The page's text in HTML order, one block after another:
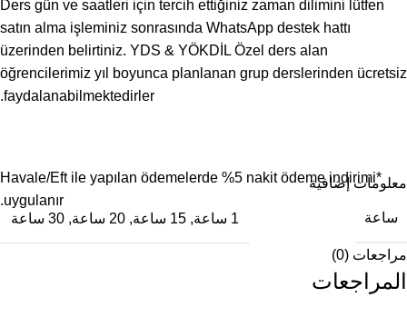
Ders gün ve saatleri için tercih ettiğiniz zaman dilimini lütfen
satın alma işleminiz sonrasında WhatsApp destek hattı
üzerinden belirtiniz. YDS & YÖKDİL Özel ders alan
öğrencilerimiz yıl boyunca planlanan grup derslerinden ücretsiz
faydalanabilmektedirler.
*Havale/Eft ile yapılan ödemelerde %5 nakit ödeme indirimi
uygulanır.
معلومات إضافية
ساعة 1 ساعة , 15 ساعة , 20 ساعة , 30 ساعة
مراجعات (0)
المراجعات